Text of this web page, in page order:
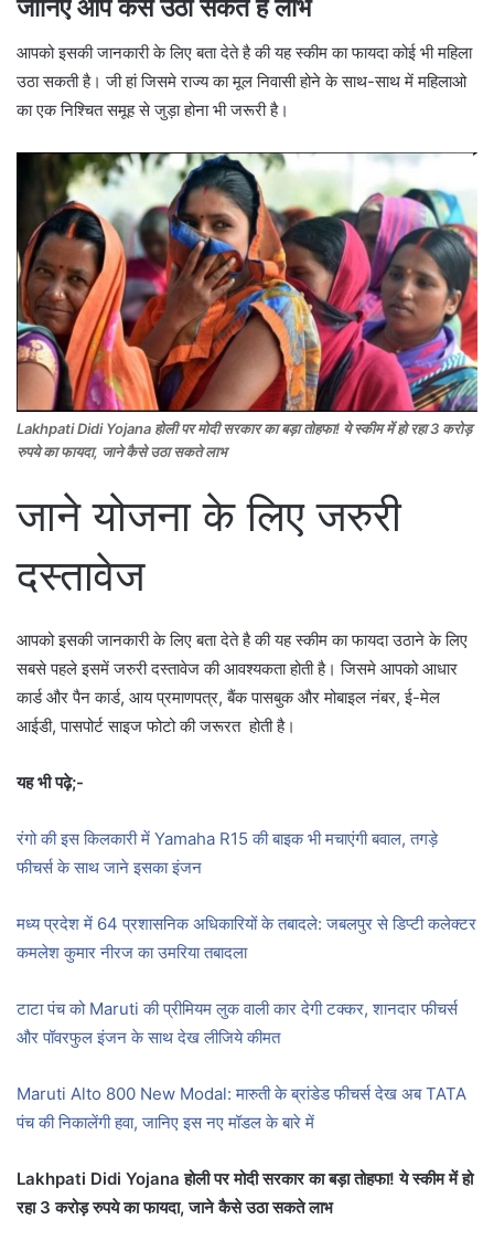
जानिए आप कैसे उठा सकते हैं लाभ
आपको इसकी जानकारी के लिए बता देते है की यह स्कीम का फायदा कोई भी महिला
उठा सकती है। जी हां जिसमे राज्य का मूल निवासी होने के साथ-साथ में महिलाओ
का एक निश्चित समूह से जुड़ा होना भी जरूरी है।
Lakhpati Didi Yojana होली पर मोदी सरकार का बड़ा तोहफा! ये स्कीम में हो रहा 3 करोड़
रुपये का फायदा, जाने कैसे उठा सकते लाभ
जाने योजना के लिए जरुरी
दस्तावेज
आपको इसकी जानकारी के लिए बता देते है की यह स्कीम का फायदा उठाने के लिए
सबसे पहले इसमें जरुरी दस्तावेज की आवश्यकता होती है। जिसमे आपको आधार
कार्ड और पैन कार्ड, आय प्रमाणपत्र, बैंक पासबुक और मोबाइल नंबर, ई-मेल
आईडी, पासपोर्ट साइज फोटो की जरूरत होती है।
यह भी पढ़े;-
रंगो की इस किलकारी में Yamaha R15 की बाइक भी मचाएंगी बवाल, तगड़े
फीचर्स के साथ जाने इसका इंजन
मध्य प्रदेश में 64 प्रशासनिक अधिकारियों के तबादले: जबलपुर से डिप्टी कलेक्टर
कमलेश कुमार नीरज का उमरिया तबादला
टाटा पंच को Maruti की प्रीमियम लुक वाली कार देगी टक्कर, शानदार फीचर्स
और पॉवरफुल इंजन के साथ देख लीजिये कीमत
Maruti Alto 800 New Modal: मारुती के ब्रांडेड फीचर्स देख अब TATA
पंच की निकालेंगी हवा, जानिए इस नए मॉडल के बारे में
Lakhpati Didi Yojana होली पर मोदी सरकार का बड़ा तोहफा! ये स्कीम में हो
रहा 3 करोड़ रुपये का फायदा, जाने कैसे उठा सकते लाभ